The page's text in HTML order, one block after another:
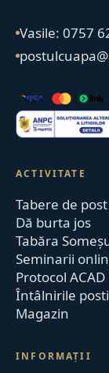
Vasile: 0757
ACTIVITATE
Tabere de post
Dă burta jos
Tabăra
Seminarii
Protocol
Întâlnirile
Magazin
INFORMAȚII